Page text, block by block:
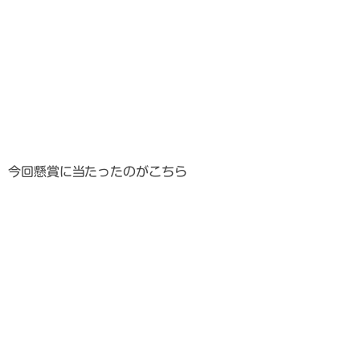
今回懸賞に当たったのがこちら